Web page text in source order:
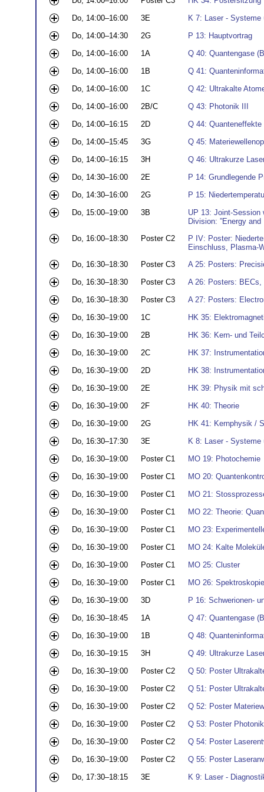
Do, 14:00–16:00
3E
K 7: Laser - Systeme
Do, 14:00–14:30
2G
P 13: Hauptvortrag
Do, 14:00–16:00
1A
Q 40: Quantengase
Do, 14:00–16:00
1B
Q 41:
Do, 14:00–16:00
1C
Q 42: Ultrakalte
Do, 14:00–16:00
2B/C
Q 43: Photonik III
Do, 14:00–16:15
2D
Q 44:
Do, 14:00–15:45
3G
Q 45:
Do, 14:00–16:15
3H
Q 46: Ultrakurze
Do, 14:30–16:00
2E
P 14: Grundlegende
Do, 14:30–16:00
2G
P 15:
Do, 15:00–19:00
3B
UP 13: Joint-
Division: ”Energy and
Do, 16:00–18:30
Poster C2
P IV: Poster:
Einschluss, Plasma-
Do, 16:30–18:30
Poster C3
A 25: Posters:
Do, 16:30–18:30
Poster C3
A 26: Posters:
Do, 16:30–18:30
Poster C3
A 27: Posters:
Do, 16:30–19:00
1C
HK 35:
Do, 16:30–19:00
2B
HK 36: Kern- und
Do, 16:30–19:00
2C
HK 37:
Do, 16:30–19:00
2D
HK 38:
Do, 16:30–19:00
2E
HK 39: Physik mit
Do, 16:30–19:00
2F
HK 40: Theorie
Do, 16:30–19:00
2G
HK 41: Kernphysik /
Do, 16:30–17:30
3E
K 8: Laser - Systeme
Do, 16:30–19:00
Poster C1
MO 19: Photochemie
Do, 16:30–19:00
Poster C1
MO 20:
Do, 16:30–19:00
Poster C1
MO 21:
Do, 16:30–19:00
Poster C1
MO 22: Theorie:
Do, 16:30–19:00
Poster C1
MO 23:
Do, 16:30–19:00
Poster C1
MO 24: Kalte
Do, 16:30–19:00
Poster C1
MO 25: Cluster
Do, 16:30–19:00
Poster C1
MO 26:
Do, 16:30–19:00
3D
P 16: Schwerionen-
Do, 16:30–18:45
1A
Q 47: Quantengase
Do, 16:30–19:00
1B
Q 48:
Do, 16:30–19:15
3H
Q 49: Ultrakurze
Do, 16:30–19:00
Poster C2
Q 50: Poster
Do, 16:30–19:00
Poster C2
Q 51: Poster
Do, 16:30–19:00
Poster C2
Q 52: Poster
Do, 16:30–19:00
Poster C2
Q 53: Poster Photonik
Do, 16:30–19:00
Poster C2
Q 54: Poster
Do, 16:30–19:00
Poster C2
Q 55: Poster
Do, 17:30–18:15
3E K 9: Laser -